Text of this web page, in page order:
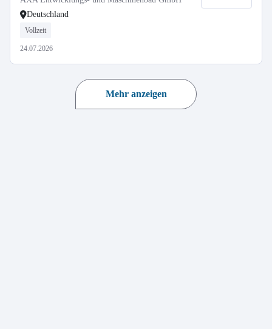
Deutschland
Vollzeit
24.07.2026
Mehr anzeigen